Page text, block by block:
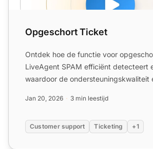
Opgeschort Ticket
Ontdek hoe de functie voor
LiveAgent SPAM efficiënt detecteert
waardoor de ondersteuningskwaliteit
Jan 20, 2026 3 min leestijd
Customer support Ticketing +1